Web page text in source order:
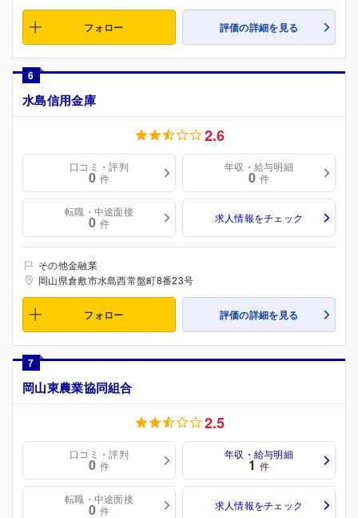
フォロー 評価の詳細を見る
6
水島信用金庫
2.6
口コミ・評判
0 件
年収・給与明細
0 件
転職・中途面接
0 件 求人情報をチェック
その他金融業
岡山県倉敷市水島西常盤町8番23号
フォロー 評価の詳細を見る
7
岡山東農業協同組合
2.5
口コミ・評判
0 件
年収・給与明細
1 件
転職・中途面接
0 件 求人情報をチェック